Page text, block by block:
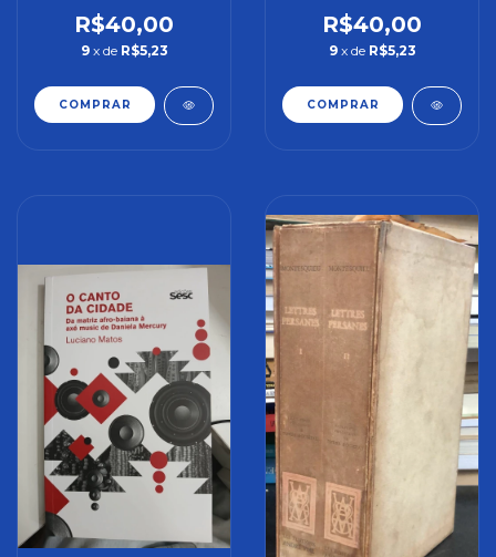
R$40,00
9 x de R$5,23
[usado]
R$40,00
9 x de R$5,23